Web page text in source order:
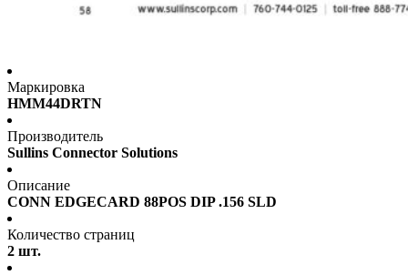
Маркировка
HMM44DRTN
Производитель
Sullins Connector Solutions
Описание
CONN EDGECARD 88POS DIP .156 SLD
Количество страниц
2 шт.